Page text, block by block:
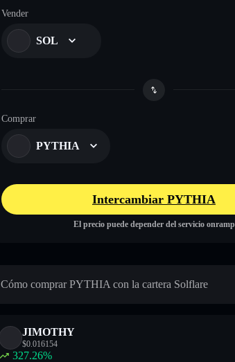
Vender
SOL
Comprar
PYTHIA
Intercambiar PYTHIA
El precio puede depender del servicio onramp
Cómo comprar PYTHIA con la cartera Solflare
JIMOTHY
$0.016154
327.26%